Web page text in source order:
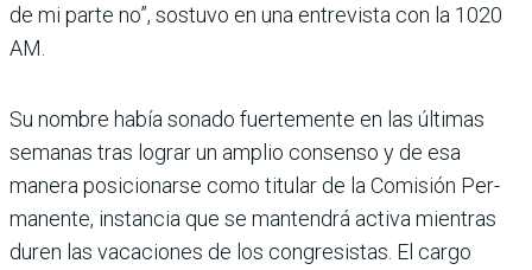
de mi parte no”, sostuvo en una entrevista con la 1020
AM.
Su nombre había sonado fuertemente en las últi­mas
semanas tras lograr un amplio consenso y de esa
manera posicionarse como titular de la Comisión Per­
manente, instancia que se mantendrá activa mientras
duren las vacaciones de los congresistas. El cargo